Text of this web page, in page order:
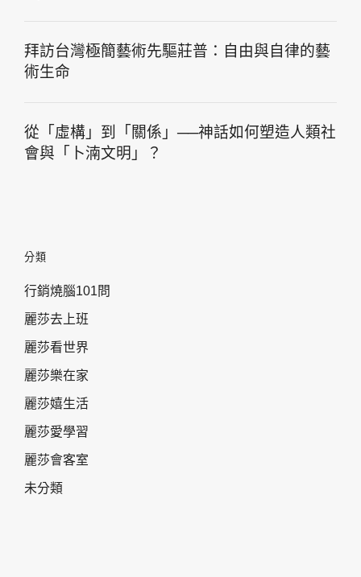
拜訪台灣極簡藝術先驅莊普：自由與自律的藝
術生命
從「虛構」到「關係」──神話如何塑造人類社
會與「卜湳文明」？
分類
行銷燒腦101問
麗莎去上班
麗莎看世界
麗莎樂在家
麗莎嬉生活
麗莎愛學習
麗莎會客室
未分類